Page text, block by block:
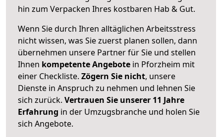
hin zum Verpacken Ihres kostbaren Hab & Gut.
Wenn Sie durch Ihren alltäglichen Arbeitsstress
nicht wissen, was Sie zuerst planen sollen, dann
übernehmen unsere Partner für Sie und stellen
Ihnen kompetente Angebote in Pforzheim mit
einer Checkliste. Zögern Sie nicht, unsere
Dienste in Anspruch zu nehmen und lehnen Sie
sich zurück. Vertrauen Sie unserer 11 Jahre
Erfahrung in der Umzugsbranche und holen Sie
sich Angebote.